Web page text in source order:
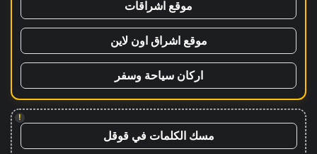
موقع اشراقات
موقع اشراق اون لاين
اركان سياحة وسفر
!
مسك الكلمات في قوقل